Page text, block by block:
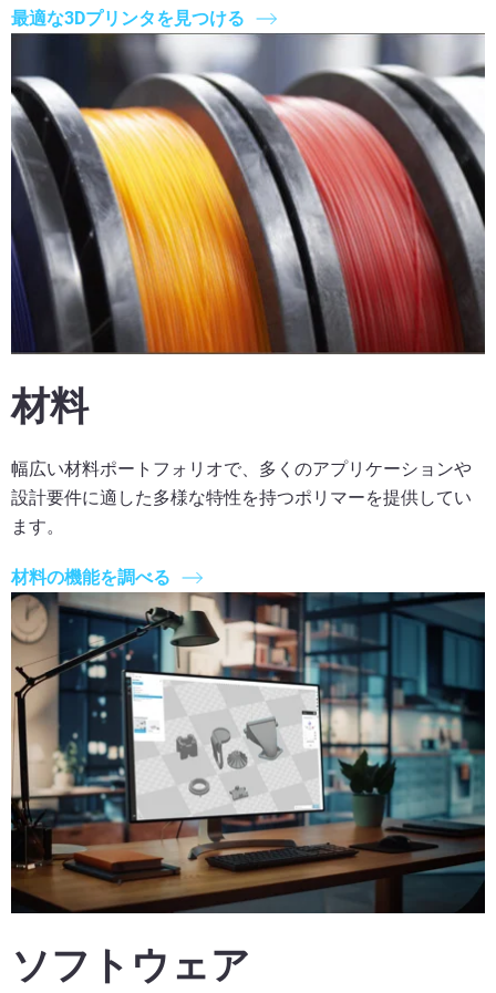
最適な3Dプリンタを見つける
材料
幅広い材料ポートフォリオで、多くのアプリケーションや
設計要件に適した多様な特性を持つポリマーを提供してい
ます。
材料の機能を調べる
ソフトウェア